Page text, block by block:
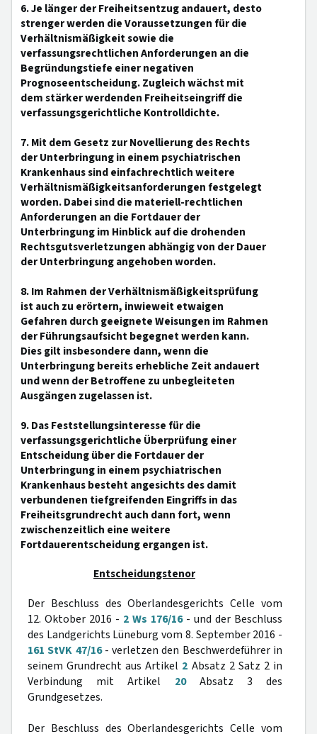
6. Je länger der Freiheitsentzug andauert, desto
strenger werden die Voraussetzungen für die
Verhältnismäßigkeit sowie die
verfassungsrechtlichen Anforderungen an die
Begründungstiefe einer negativen
Prognoseentscheidung. Zugleich wächst mit
dem stärker werdenden Freiheitseingriff die
verfassungsgerichtliche Kontrolldichte.
7. Mit dem Gesetz zur Novellierung des Rechts
der Unterbringung in einem psychiatrischen
Krankenhaus sind einfachrechtlich weitere
Verhältnismäßigkeitsanforderungen festgelegt
worden. Dabei sind die materiell-rechtlichen
Anforderungen an die Fortdauer der
Unterbringung im Hinblick auf die drohenden
Rechtsgutsverletzungen abhängig von der Dauer
der Unterbringung angehoben worden.
8. Im Rahmen der Verhältnismäßigkeitsprüfung
ist auch zu erörtern, inwieweit etwaigen
Gefahren durch geeignete Weisungen im Rahmen
der Führungsaufsicht begegnet werden kann.
Dies gilt insbesondere dann, wenn die
Unterbringung bereits erhebliche Zeit andauert
und wenn der Betroffene zu unbegleiteten
Ausgängen zugelassen ist.
9. Das Feststellungsinteresse für die
verfassungsgerichtliche Überprüfung einer
Entscheidung über die Fortdauer der
Unterbringung in einem psychiatrischen
Krankenhaus besteht angesichts des damit
verbundenen tiefgreifenden Eingriffs in das
Freiheitsgrundrecht auch dann fort, wenn
zwischenzeitlich eine weitere
Fortdauerentscheidung ergangen ist.
Entscheidungstenor
Der Beschluss des Oberlandesgerichts Celle vom
12. Oktober 2016 - 2 Ws 176/16- und der Beschluss
des Landgerichts Lüneburg vom 8. September 2016 -
161 StVK 47/16- verletzen den Beschwerdeführer in
seinem Grundrecht aus Artikel 2 Absatz 2 Satz 2 in
Verbindung mit Artikel 20Absatz 3 des
Grundgesetzes.
Der Beschluss des Oberlandesgerichts Celle vom